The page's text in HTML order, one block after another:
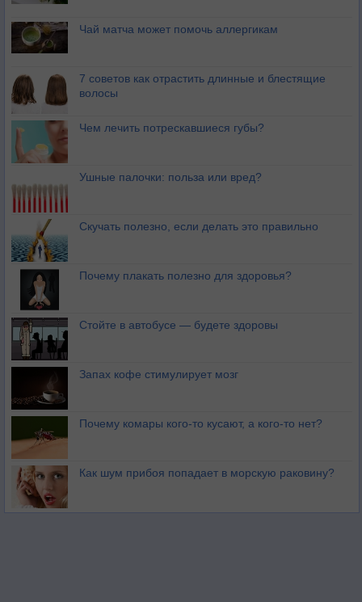
Чай матча может помочь аллергикам
7 советов как отрастить длинные и блестящие
волосы
Чем лечить потрескавшиеся губы?
Ушные палочки: польза или вред?
Скучать полезно, если делать это правильно
Почему плакать полезно для здоровья?
Стойте в автобусе — будете здоровы
Запах кофе стимулирует мозг
Почему комары кого-то кусают, а кого-то нет?
Как шум прибоя попадает в морскую раковину?